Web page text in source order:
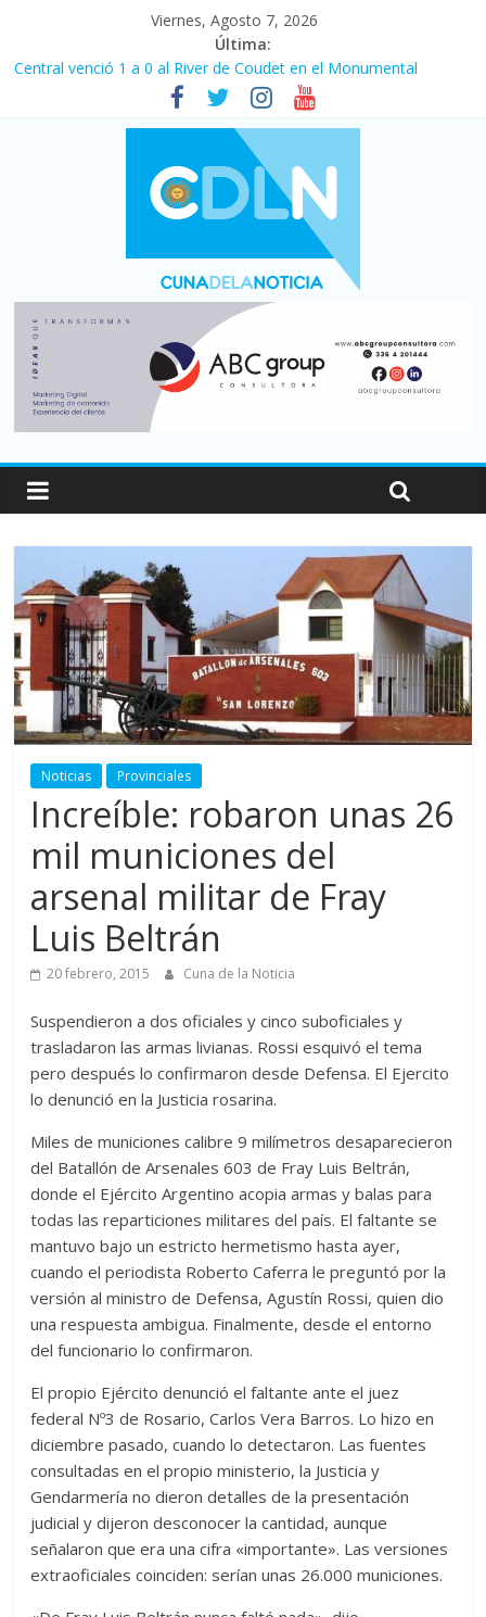
Viernes, Agosto 7, 2026
Última:
Fuerte caída de la venta de autos usados en julio: bajó un 12,6%
Central venció 1 a 0 al River de Coudet en el Monumental
La morosidad alcanzó su nivel más alto en dos décadas y ya
afecta a 400 mil deudores en Santa Fe
Desde que asumió Milei cerraron 41.000 kioscos: el sector
denuncia crisis como en 2001
Vacaciones de invierno con más movimiento y consumo
turístico: 4,6 millones de personas viajaron por el país, un 5,9%
Noticias Provinciales
Increíble: robaron unas 26
mil municiones del
arsenal militar de Fray
Luis Beltrán
20 febrero, 2015 Cuna de la Noticia
Suspendieron a dos oficiales y cinco suboficiales y
trasladaron las armas livianas. Rossi esquivó el tema
pero después lo confirmaron desde Defensa. El Ejercito
lo denunció en la Justicia rosarina.
Miles de municiones calibre 9 milímetros desaparecieron
del Batallón de Arsenales 603 de Fray Luis Beltrán,
donde el Ejército Argentino acopia armas y balas para
todas las reparticiones militares del país. El faltante se
mantuvo bajo un estricto hermetismo hasta ayer,
cuando el periodista Roberto Caferra le preguntó por la
versión al ministro de Defensa, Agustín Rossi, quien dio
una respuesta ambigua. Finalmente, desde el entorno
del funcionario lo confirmaron.
El propio Ejército denunció el faltante ante el juez
federal Nº3 de Rosario, Carlos Vera Barros. Lo hizo en
diciembre pasado, cuando lo detectaron. Las fuentes
consultadas en el propio ministerio, la Justicia y
Gendarmería no dieron detalles de la presentación
judicial y dijeron desconocer la cantidad, aunque
señalaron que era una cifra «importante». Las versiones
extraoficiales coinciden: serían unas 26.000 municiones.